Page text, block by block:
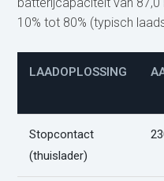
10% tot 80% (typisch
LAADOPLOSSING
Stopcontact
(thuislader)